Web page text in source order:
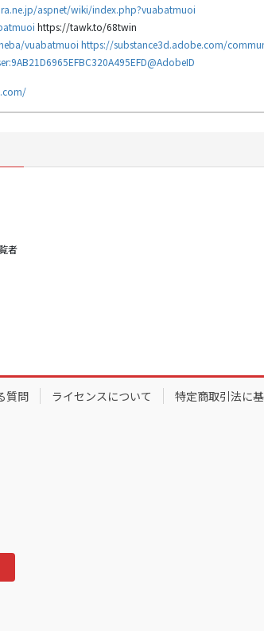
aspnet/wiki/index.php?vuabatmuoi
https://tawk.to/68twin
vuabatmuoi https://substance3d.adobe.com/
者
質問 ライセンスについて 特定商取引法に